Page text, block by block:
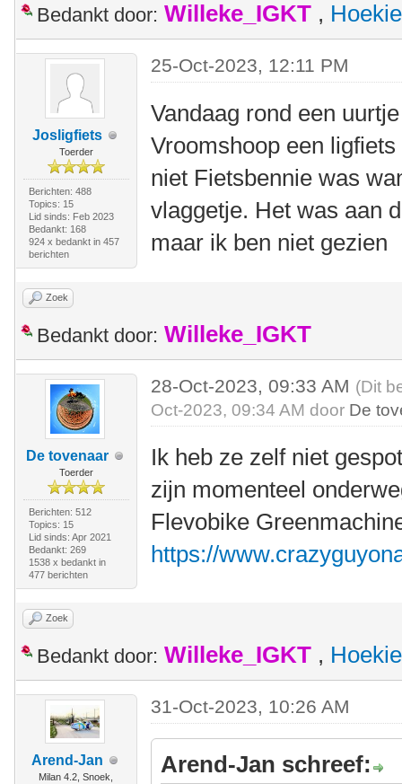
Bedankt door: Willeke_IGKT , Hoekie
Josligfiets
Toerder
Berichten: 488
Topics: 15
Lid sinds: Feb 2023
Bedankt: 168
924 x bedankt in 457
berichten
25-Oct-2023, 12:11 PM
Vandaag rond een
Vroomshoop een
niet Fietsbennie was
vlaggetje. Het was aan
maar ik ben niet gezien
Zoek
Bedankt door: Willeke_IGKT
De tovenaar
Toerder
Berichten: 512
Topics: 15
Lid sinds: Apr 2021
Bedankt: 269
1538 x bedankt in
477 berichten
28-Oct-2023, 09:33 AM (Dit
Oct-2023, 09:34 AM door De
Ik heb ze zelf niet
zijn momenteel
Flevobike
https://
Zoek
Bedankt door: Willeke_IGKT , Hoekie
Arend-Jan
Milan 4.2, Snoek,
31-Oct-2023, 10:26 AM
Arend-Jan schreef: